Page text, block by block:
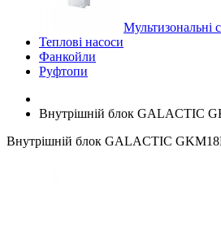
Мультизональні
Теплові насоси
Фанкойли
Руфтопи
Внутрішній блок GALACTIC
Внутрішній блок GALACTIC